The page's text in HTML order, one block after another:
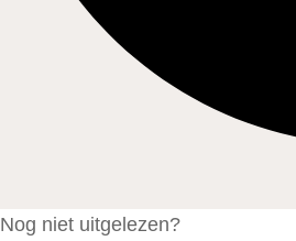
Nog niet uitgelezen?